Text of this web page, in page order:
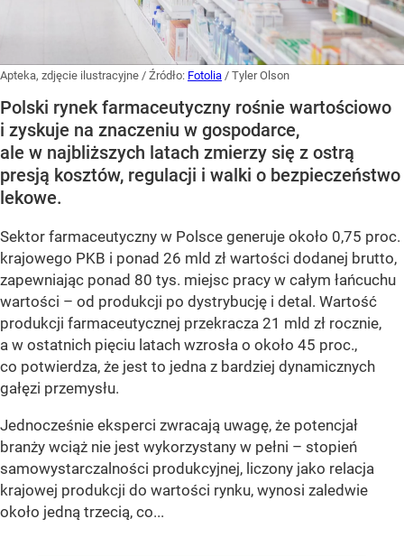
Apteka, zdjęcie ilustracyjne / Źródło: Fotolia / Tyler Olson
Polski rynek farmaceutyczny rośnie wartościowo
i zyskuje na znaczeniu w gospodarce,
ale w najbliższych latach zmierzy się z ostrą
presją kosztów, regulacji i walki o bezpieczeństwo
lekowe.
Sektor farmaceutyczny w Polsce generuje około 0,75 proc.
krajowego PKB i ponad 26 mld zł wartości dodanej brutto,
zapewniając ponad 80 tys. miejsc pracy w całym łańcuchu
wartości – od produkcji po dystrybucję i detal. Wartość
produkcji farmaceutycznej przekracza 21 mld zł rocznie,
a w ostatnich pięciu latach wzrosła o około 45 proc.,
co potwierdza, że jest to jedna z bardziej dynamicznych
gałęzi przemysłu.
Jednocześnie eksperci zwracają uwagę, że potencjał
branży wciąż nie jest wykorzystany w pełni – stopień
samowystarczalności produkcyjnej, liczony jako relacja
krajowej produkcji do wartości rynku, wynosi zaledwie
około jedną trzecią, co...